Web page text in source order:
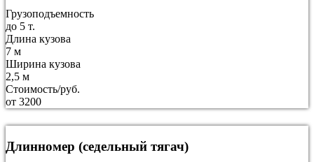
Грузоподъемность
до 5 т.
Длина кузова
7 м
Ширина кузова
2,5 м
Стоимость/руб.
от 3200
Длинномер (седельный тягач)